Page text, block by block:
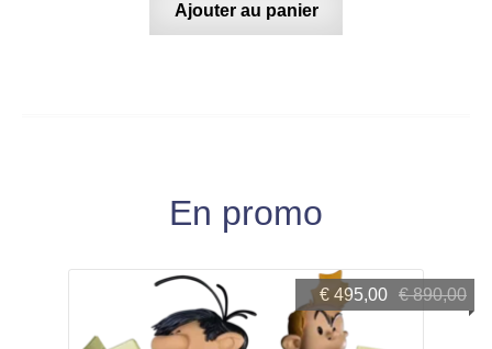
Ajouter au panier
En promo
€890,00
Le
prix
€ 495,00
Le
prix